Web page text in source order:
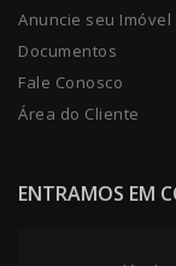
Anuncie seu Imóvel
Documentos
Fale Conosco
Área do Cliente
ENTRAMOS EM